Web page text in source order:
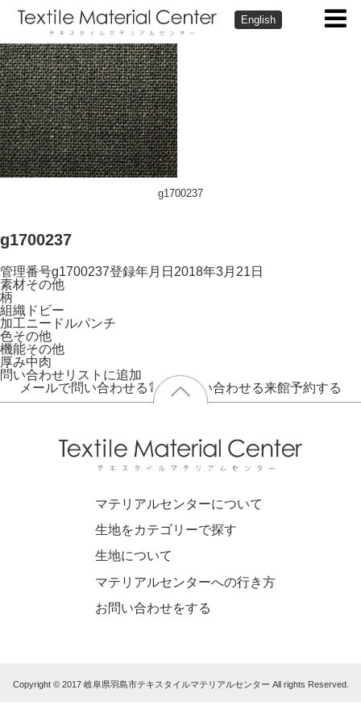
English
g1700237
g1700237
管理番号g1700237登録年月日 2018年3月21日
素材その他
柄
組織 ドビー
加工ニードルパンチ
色その他
機能その他
厚み中肉
問い合わせリストに追加
メールで問い合わせる電話で問い合わせる来館予約する
マテリアルセンターについて
生地をカテゴリーで探す
生地について
マテリアルセンターへの行き方
お問い合わせをする
Copyright © 2017 岐阜県羽島市テキスタイルマテリアルセンター All rights Reserved.